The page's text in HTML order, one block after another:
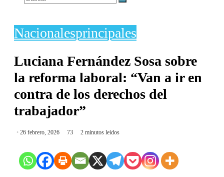
Buscar
Nacionalesprincipales
Luciana Fernández Sosa sobre
la reforma laboral: “Van a ir en
contra de los derechos del
trabajador”
26 febrero, 2026 73 2 minutos leídos